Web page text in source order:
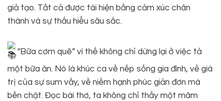
giả tạo. Tất cả được tái hiện bằng cảm xúc chân
thành và sự thấu hiểu sâu sắc.
“Bữa cơm quê” vì thế không chỉ dừng lại ở việc tả
một bữa ăn. Nó là khúc ca về nếp sống gia đình, về giá
trị của sự sum vầy, về niềm hạnh phúc giản đơn mà
bền chặt. Đọc bài thơ, ta không chỉ thấy một mâm